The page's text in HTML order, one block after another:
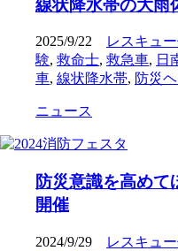
線状降水帯の大雨
2025/9/22 レスキュ
験, 救命士, 救急車, 日
車, 線状降水帯, 防災ヘ
ニュース
防災意識を高めて
開催
2024/9/29 レスキュ